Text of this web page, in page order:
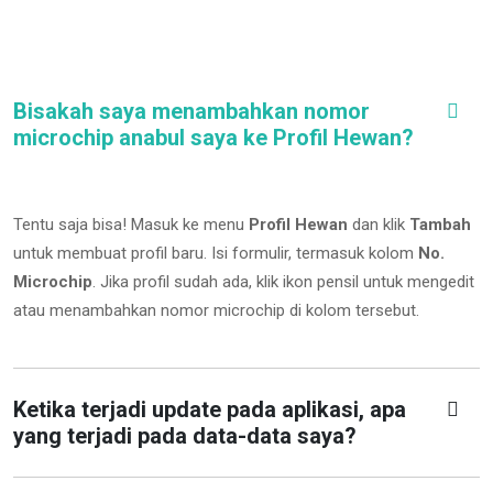
Bisakah saya menambahkan nomor
microchip anabul saya ke Profil Hewan?
Tentu saja bisa! Masuk ke menu Profil Hewan dan klik Tambah
untuk membuat profil baru. Isi formulir, termasuk kolom No.
Microchip. Jika profil sudah ada, klik ikon pensil untuk mengedit
atau menambahkan nomor microchip di kolom tersebut.
Ketika terjadi update pada aplikasi, apa
yang terjadi pada data-data saya?